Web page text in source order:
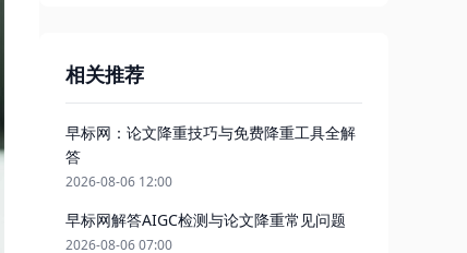
相关推荐
早标网：论文降重技巧与免费降重工具全解
答
2026-08-06 12:00
早标网解答AIGC检测与论文降重常见问题
2026-08-06 07:00